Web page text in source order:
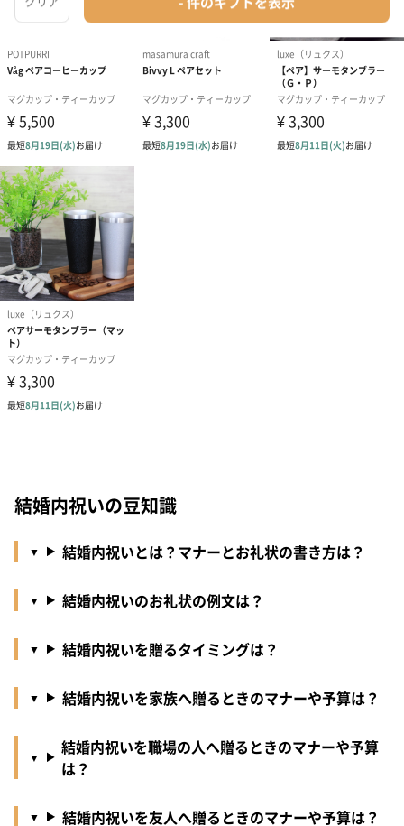
結婚内祝いの豆知識
結婚内祝いとは？マナーとお礼状の書き方は？
結婚内祝いのお礼状の例文は？
結婚内祝いを贈るタイミングは？
結婚内祝いを家族へ贈るときのマナーや予算は？
結婚内祝いを職場の人へ贈るときのマナーや予算
は？
結婚内祝いを友人へ贈るときのマナーや予算は？